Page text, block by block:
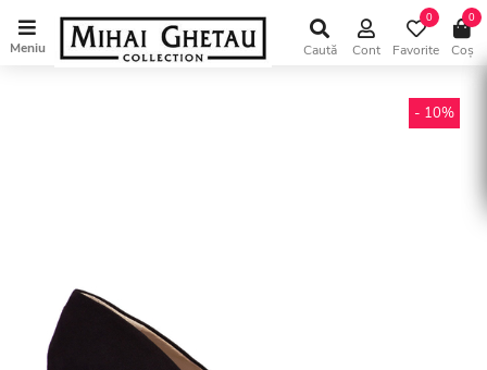
Meniu Caută Cont Favorite
0
Coș
0
- 10%